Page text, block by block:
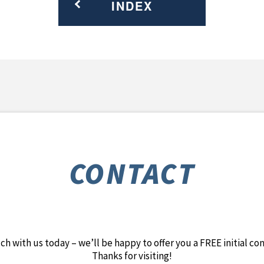
INDEX
CONTACT
with us today – we’ll be happy to offer you a FREE initial
Thanks for visiting!